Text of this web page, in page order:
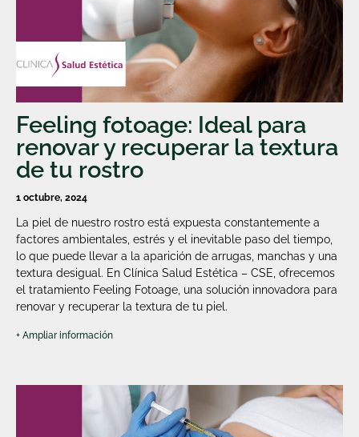
Feeling fotoage: Ideal para
renovar y recuperar la textura
de tu rostro
1 octubre, 2024
La piel de nuestro rostro está expuesta constantemente a
factores ambientales, estrés y el inevitable paso del tiempo,
lo que puede llevar a la aparición de arrugas, manchas y una
textura desigual. En Clínica Salud Estética – CSE, ofrecemos
el tratamiento Feeling Fotoage, una solución innovadora para
renovar y recuperar la textura de tu piel.
+ Ampliar información